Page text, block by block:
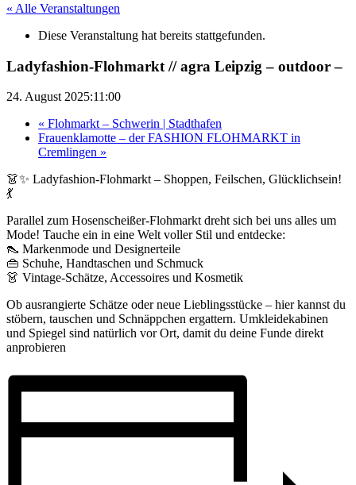
« Alle Veranstaltungen
Diese Veranstaltung hat bereits stattgefunden.
Ladyfashion-Flohmarkt // agra Leipzig – outdoor –
24. August 2025:11:00
« Flohmarkt – Schwerin | Stadthafen
Frauenklamotte – der FASHION FLOHMARKT in
Cremlingen »
👗✨ Ladyfashion-Flohmarkt – Shoppen, Feilschen, Glücklichsein!
💃
Parallel zum Hosenscheißer-Flohmarkt dreht sich bei uns alles um
Mode! Tauche ein in eine Welt voller Stil und entdecke:
👠 Markenmode und Designerteile
👜 Schuhe, Handtaschen und Schmuck
👗 Vintage-Schätze, Accessoires und Kosmetik
Ob ausrangierte Schätze oder neue Lieblingsstücke – hier kannst du
stöbern, tauschen und Schnäppchen ergattern. Umkleidekabinen
und Spiegel sind natürlich vor Ort, damit du deine Funde direkt
anprobieren